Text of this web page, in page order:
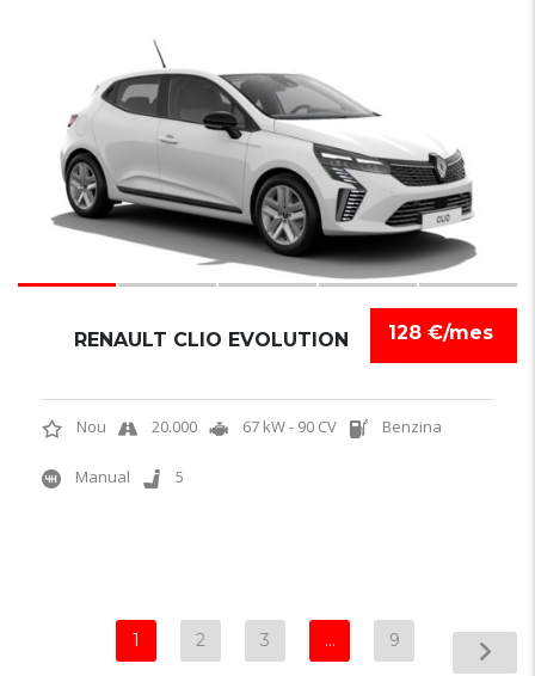
128 €/mes
RENAULT CLIO EVOLUTION
Nou 20.000 67 kW - 90 CV Benzina
Manual 5
1 2 3 … 9